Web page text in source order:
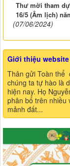
Thư mời tham
16/5 (Âm lịch)
(07/06/2024)
Giới thiệu
Thân gửi Toàn thể
chúng ta tự hào là
hiện nay. Họ
phân bổ trên nhiều
mảnh đất...